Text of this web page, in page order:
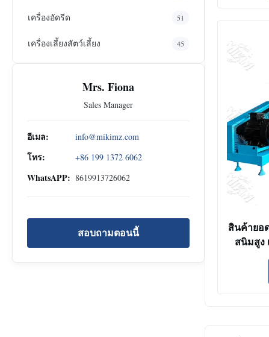
เครื่องอัดรีด 51
เครื่องเลี้ยงสัตว์เลี้ยง 45
Mrs. Fiona
Sales Manager
อีเมล: info@mikimz.com
โทร: +86 199 1372 6062
WhatsAPP: 8619913726062
สอบถามตอนนี้
สินค้ายอ
สนิมสูง
ลอยน้ำ
และปล
เครื่